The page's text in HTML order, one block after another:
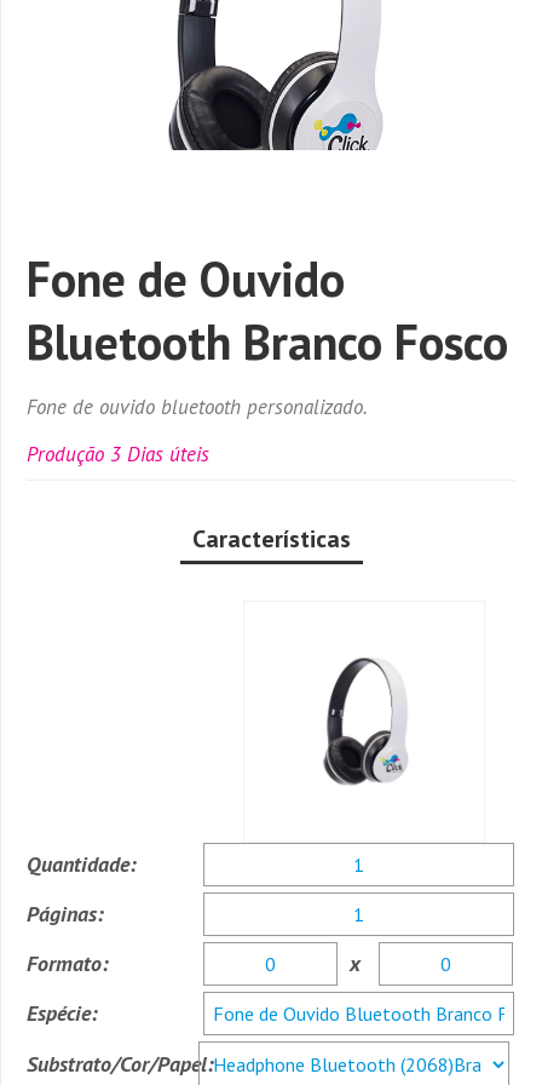
Fone de Ouvido
Bluetooth Branco Fosco
Fone de ouvido bluetooth personalizado.
Produção 3 Dias úteis
Características
Quantidade:
Páginas:
Formato:
x
Espécie:
Substrato/Cor/Papel: